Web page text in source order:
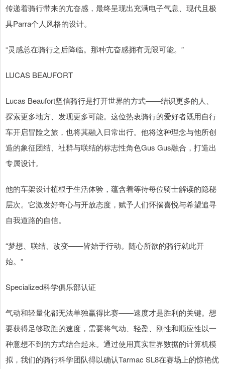
传递着骑行带来的亢奋感，最终呈现出充满电子气息、现代且极
具Parra个人风格的设计。
“灵感总在骑行之后降临。那种亢奋感拥有无限可能。”
LUCAS BEAUFORT
Lucas Beaufort坚信骑行是打开世界的方式——结识更多的人、
探索更多地方、发现更多可能。这位热衷骑行的爱好者既用自行
车开启冒险之旅，也将其融入日常出行。他将这种理念与他所创
造的象征团结、社群与联结的标志性角色Gus Gus融合，打造出
专属设计。
他的车架设计植根于生活体验，蕴含着等待每位骑士解读的隐秘
层次。它激发好奇心与开放态度，赋予人们怀揣喜悦与希望追寻
自我道路的自信。
“梦想、联结、改变——皆始于行动。随心所欲的骑行就此开
始。”
Specialized科学俱乐部认证
气动和轻量化都无法单独赢得比赛——速度才是胜利的关键。想
要获得足够取胜的速度，需要将气动、轻盈、刚性和顺应性以一
种意想不到的方式结合起来。通过使用真实世界数据的计算机模
拟，我们的骑行科学团队得以确认Tarmac SL8在赛场上的惊艳优